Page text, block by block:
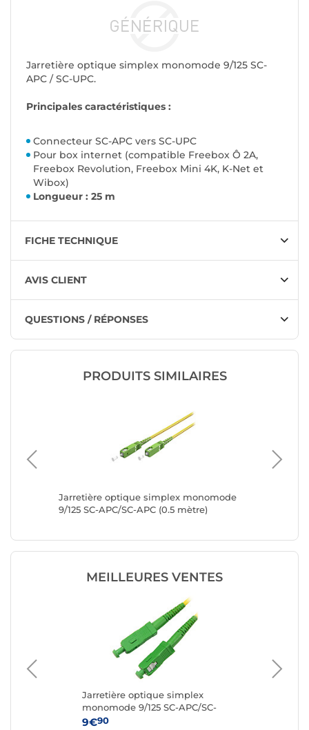
Jarretière optique simplex monomode 9/125 SC-
APC / SC-UPC.
Principales caractéristiques :
Connecteur SC-APC vers SC-UPC
Pour box internet (compatible Freebox Ô 2A,
Freebox Revolution, Freebox Mini 4K, K-Net et
Wibox)
Longueur : 25 m
FICHE TECHNIQUE
AVIS CLIENT
QUESTIONS / RÉPONSES
PRODUITS SIMILAIRES
Jarretière optique simplex monomode
9/125 SC-APC/SC-APC (0.5 mètre)
MEILLEURES VENTES
Jarretière optique simplex
monomode 9/125 SC-APC/SC-
APC (15 mètres)
9€90